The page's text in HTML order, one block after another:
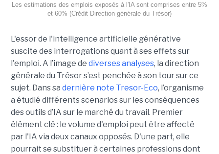
Les estimations des emplois exposés à l'IA sont comprises entre 5%
et 60% (Crédit Direction générale du Trésor)
L'essor de l'intelligence artificielle générative
suscite des interrogations quant à ses effets sur
l'emploi. A l’image de diverses analyses, la direction
générale du Trésor s’est penchée à son tour sur ce
sujet. Dans sa dernière note Tresor-Eco, l’organisme
a étudié différents scenarios sur les conséquences
des outils d’IA sur le marché du travail. Premier
élément clé : le volume d'emploi peut être affecté
par l'IA via deux canaux opposés. D'une part, elle
pourrait se substituer à certaines professions dont